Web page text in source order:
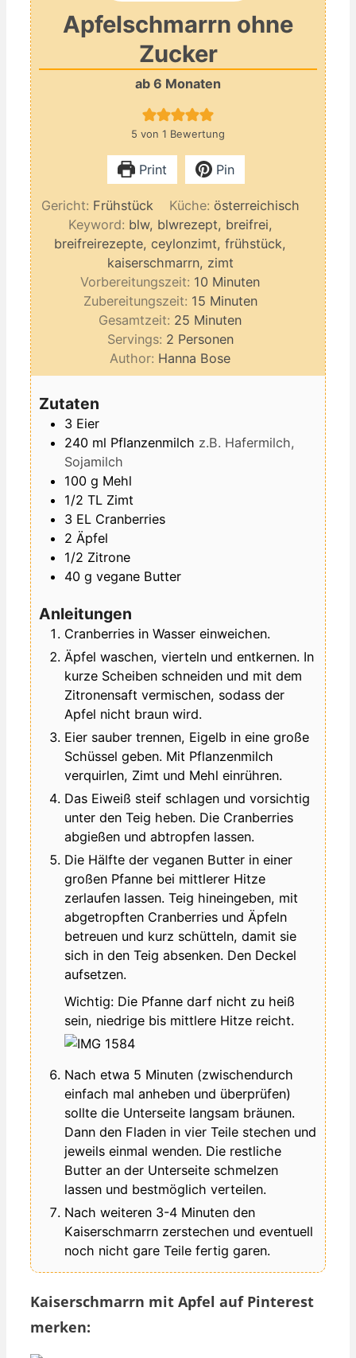
Apfelschmarrn ohne
Zucker
ab 6 Monaten
5 von 1 Bewertung
Print Pin
Gericht: Frühstück Küche: österreichisch
Keyword: blw, blwrezept, breifrei,
breifreirezepte, ceylonzimt, frühstück,
kaiserschmarrn, zimt
Vorbereitungszeit: 10 Minuten
Minuten
Zubereitungszeit: 15Minuten
Minuten
Gesamtzeit: 25 Minuten
Minuten
Servings: 2 Personen
Author: Hanna Bose
Zutaten
3 Eier
240 ml Pflanzenmilch z.B. Hafermilch,
Sojamilch
100 g Mehl
1/2 TL Zimt
3 EL Cranberries
2 Äpfel
1/2 Zitrone
40 g vegane Butter
Anleitungen
Cranberries in Wasser einweichen.
Äpfel waschen, vierteln und entkernen. In
kurze Scheiben schneiden und mit dem
Zitronensaft vermischen, sodass der
Apfel nicht braun wird.
Eier sauber trennen, Eigelb in eine große
Schüssel geben. Mit Pflanzenmilch
verquirlen, Zimt und Mehl einrühren.
Das Eiweiß steif schlagen und vorsichtig
unter den Teig heben. Die Cranberries
abgießen und abtropfen lassen.
Die Hälfte der veganen Butter in einer
großen Pfanne bei mittlerer Hitze
zerlaufen lassen. Teig hineingeben, mit
abgetropften Cranberries und Äpfeln
betreuen und kurz schütteln, damit sie
sich in den Teig absenken. Den Deckel
aufsetzen.
Wichtig: Die Pfanne darf nicht zu heiß
sein, niedrige bis mittlere Hitze reicht.
Nach etwa 5 Minuten (zwischendurch
einfach mal anheben und überprüfen)
sollte die Unterseite langsam bräunen.
Dann den Fladen in vier Teile stechen und
jeweils einmal wenden. Die restliche
Butter an der Unterseite schmelzen
lassen und bestmöglich verteilen.
Nach weiteren 3-4 Minuten den
Kaiserschmarrn zerstechen und eventuell
noch nicht gare Teile fertig garen.
Kaiserschmarrn mit Apfel auf Pinterest
merken: